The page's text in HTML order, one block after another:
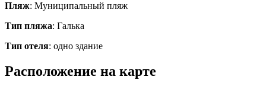
Пляж: Муниципальный пляж
Тип пляжа: Галька
Тип отеля: одно здание
Расположение на карте